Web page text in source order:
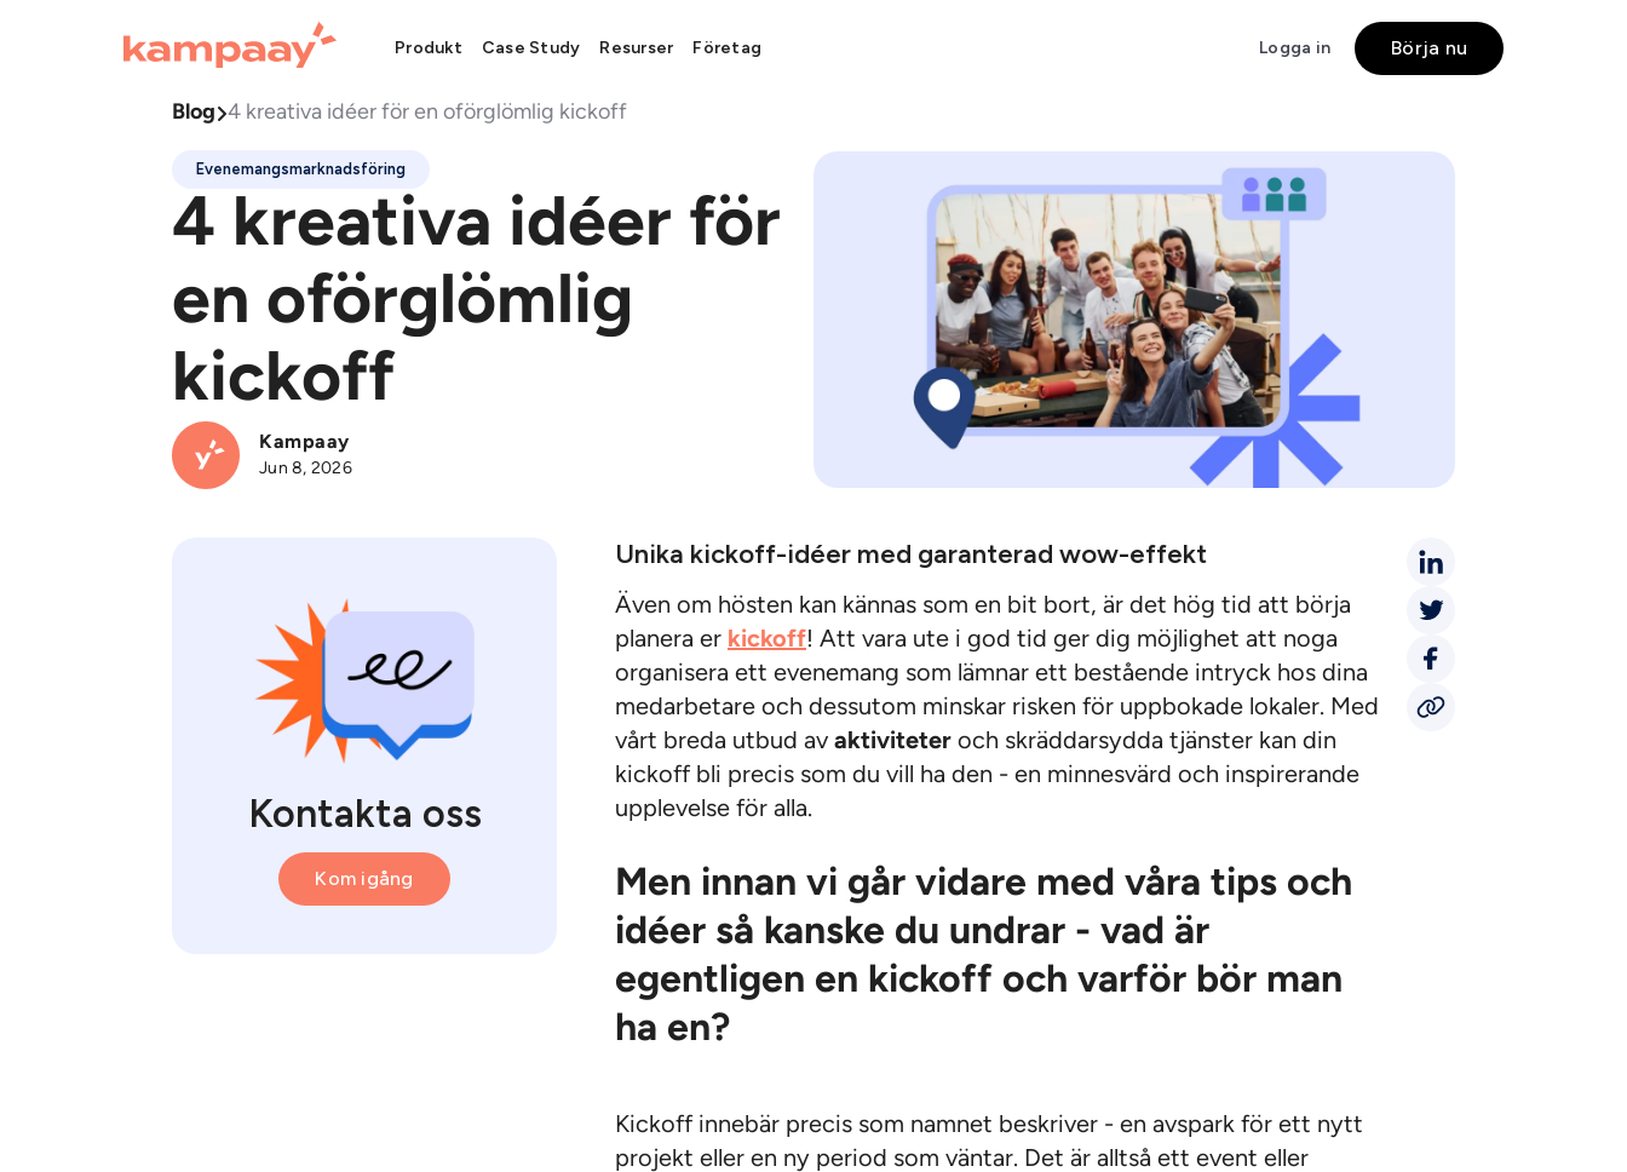
Produkt Case Study Resurser Företag Logga in Börja nu
Esplora 
Blog4 kreativa idéer för en oförglömlig kickoff
Evenemangsmarknadsföring
4 kreativa idéer för
en oförglömlig
kickoff
Kampaay
Jun 8, 2026
Kontakta oss
Kom igång
Unika kickoff-idéer med garanterad wow-effekt
Även om hösten kan kännas som en bit bort, är det hög tid att börja
planera er kickoff! Att vara ute i god tid ger dig möjlighet att noga
organisera ett evenemang som lämnar ett bestående intryck hos dina
medarbetare och dessutom minskar risken för uppbokade lokaler. Med
vårt breda utbud av aktiviteter och skräddarsydda tjänster kan din
kickoff bli precis som du vill ha den - en minnesvärd och inspirerande
upplevelse för alla.
Men innan vi går vidare med våra tips och
idéer så kanske du undrar - vad är
egentligen en kickoff och varför bör man
ha en?
Kickoff innebär precis som namnet beskriver - en avspark för ett nytt
projekt eller en ny period som väntar. Det är alltså ett event eller